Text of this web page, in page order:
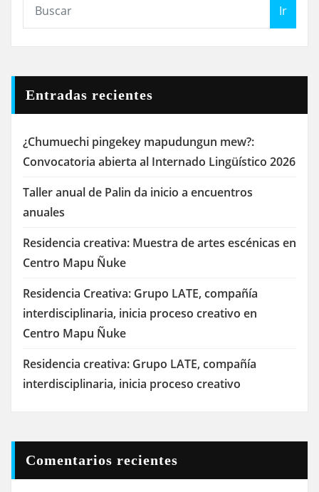
Ir
Entradas recientes
¿Chumuechi pingekey mapudungun mew?:
Convocatoria abierta al Internado Lingüístico 2026
Taller anual de Palin da inicio a encuentros
anuales
Residencia creativa: Muestra de artes escénicas en
Centro Mapu Ñuke
Residencia Creativa: Grupo LATE, compañía
interdisciplinaria, inicia proceso creativo en
Centro Mapu Ñuke
Residencia creativa: Grupo LATE, compañía
interdisciplinaria, inicia proceso creativo
Comentarios recientes